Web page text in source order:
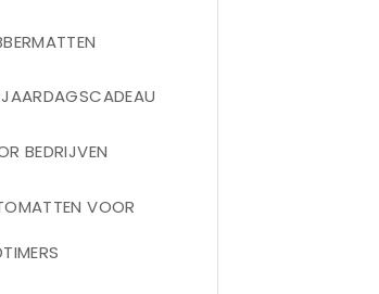
BEDRIJVEN
VOOR